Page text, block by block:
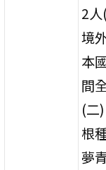
2
境
本
間
(二
根
夢